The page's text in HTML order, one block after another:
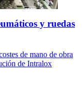
y ruedas
de mano de obra
de Intralox